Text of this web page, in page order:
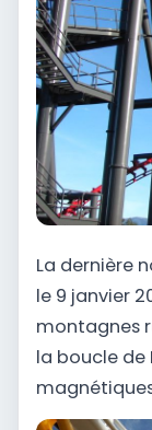
La dernière
le 9 janvier
montagnes
la boucle de